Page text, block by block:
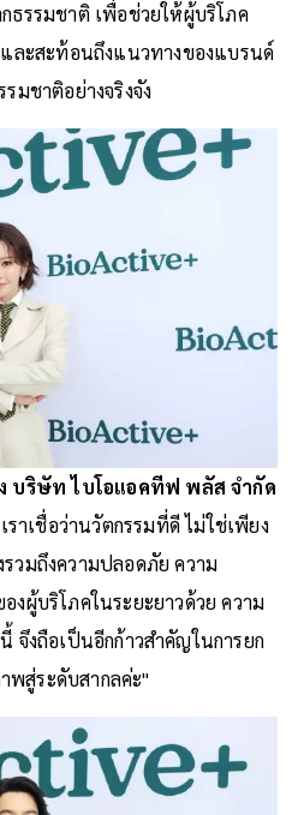
รรมชาติ เพื่อช่วยให้ผู้บริโภค
และสะท้อนถึงแนวทางของแบรนด์
มชาติอย่างจริงจัง
บริษัท ไบโอแอคทีฟ พลัส จำกัด
าเชื่อว่านวัตกรรมที่ดี ไม่ใช่เพียง
วมถึงความปลอดภัย ความ
งผู้บริโภคในระยะยาวด้วย ความ
จึงถือเป็นอีกก้าวสำคัญในการยก
สู่ระดับสากลค่ะ"